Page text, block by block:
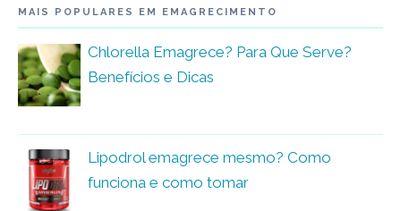
MAIS POPULARES EM EMAGRECIMENTO
Chlorella Emagrece? Para Que Serve?
Benefícios e Dicas
Lipodrol emagrece mesmo? Como
funciona e como tomar